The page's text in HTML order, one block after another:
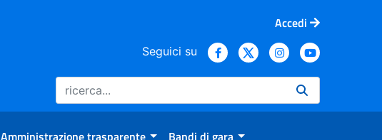
Accedi
Seguici su
Amministrazione trasparente Bandi di gara